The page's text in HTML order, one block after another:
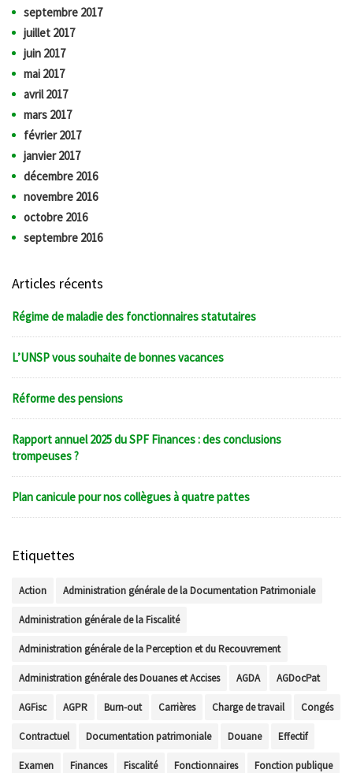
septembre 2017
juillet 2017
juin 2017
mai 2017
avril 2017
mars 2017
février 2017
janvier 2017
décembre 2016
novembre 2016
octobre 2016
septembre 2016
Articles récents
Régime de maladie des fonctionnaires statutaires
L’UNSP vous souhaite de bonnes vacances
Réforme des pensions
Rapport annuel 2025 du SPF Finances : des conclusions
trompeuses ?
Plan canicule pour nos collègues à quatre pattes
Etiquettes
Action Administration générale de la Documentation Patrimoniale
Administration générale de la Fiscalité
Administration générale de la Perception et du Recouvrement
Administration générale des Douanes et Accises AGDA AGDocPat
AGFisc AGPR Burn-out Carrières Charge de travail Congés
Contractuel Documentation patrimoniale Douane Effectif
Examen Finances Fiscalité Fonctionnaires Fonction publique